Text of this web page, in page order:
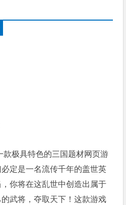
款极具特色的三国题材网页游
定是一名流传千年的盖世英
你将在这乱世中创造出属于
武将，夺取天下！这款游戏